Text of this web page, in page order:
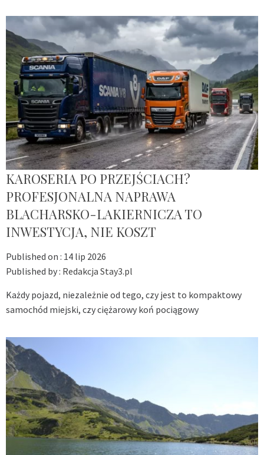
KAROSERIA PO PRZEJŚCIACH?
PROFESJONALNA NAPRAWA
BLACHARSKO-LAKIERNICZA TO
INWESTYCJA, NIE KOSZT
Published on : 14 lip 2026
Published by : Redakcja Stay3.pl
Każdy pojazd, niezależnie od tego, czy jest to kompaktowy
samochód miejski, czy ciężarowy koń pociągowy